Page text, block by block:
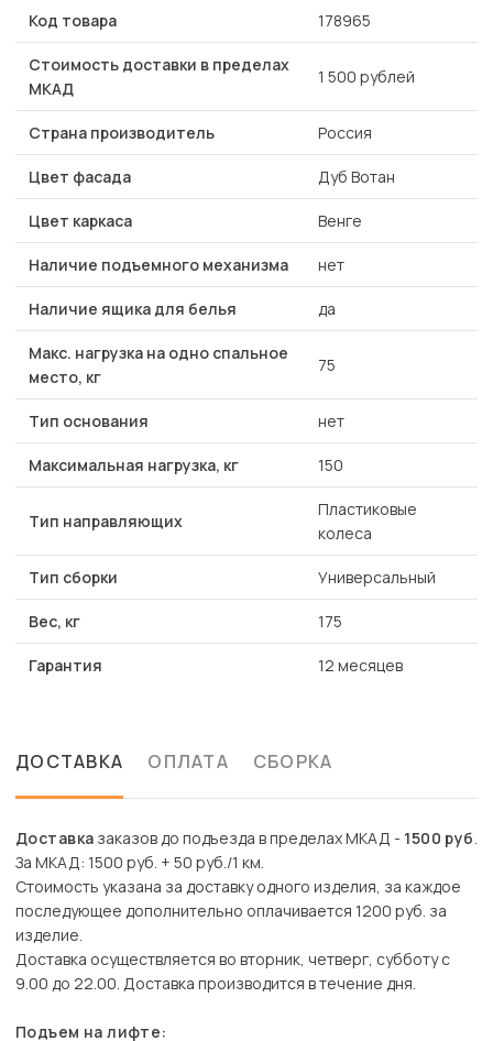
Код товара 178965
Стоимость доставки в пределах
МКАД
1 500 рублей
Страна производитель Россия
Цвет фасада Дуб Вотан
Цвет каркаса Венге
Наличие подъемного механизма нет
Наличие ящика для белья да
Макс. нагрузка на одно спальное
место, кг
75
Тип основания нет
Максимальная нагрузка, кг 150
Тип направляющих
Пластиковые
колеса
Тип сборки Универсальный
Вес, кг 175
Гарантия 12 месяцев
ДОСТАВКА ОПЛАТА СБОРКА
Доставка заказов до подъезда в пределах МКАД - 1500 руб.
За МКАД: 1500 руб. + 50 руб./1 км.
Стоимость указана за доставку одного изделия, за каждое
последующее дополнительно оплачивается 1200 руб. за
изделие.
Доставка осуществляется во вторник, четверг, субботу с
9.00 до 22.00. Доставка производится в течение дня.
Подъем на лифте: